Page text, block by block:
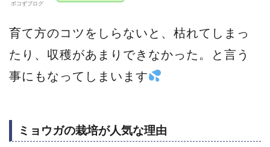
ポコずブログ
育て方のコツをしらないと、枯れてしまっ
たり、収穫があまりできなかった。と言う
事にもなってしまいます
ミョウガの栽培が人気な理由